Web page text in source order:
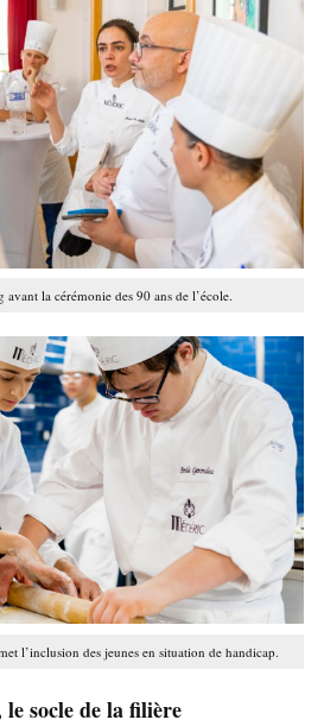
avant la cérémonie des 90 ans de l’école.
l’inclusion des jeunes en situation de handicap.
socle de la filière